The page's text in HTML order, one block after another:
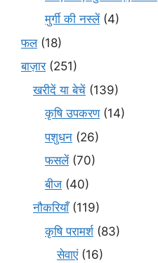
मुर्गी की नस्लें(4)
फल(18)
बाज़ार(251)
खरीदें या बेचें (139)
कृषि उपकरण(14)
पशुधन (26)
फसलें(70)
बीज (40)
नौकरियाँ(119)
कृषि परामर्श(83)
सेवाएं(16)